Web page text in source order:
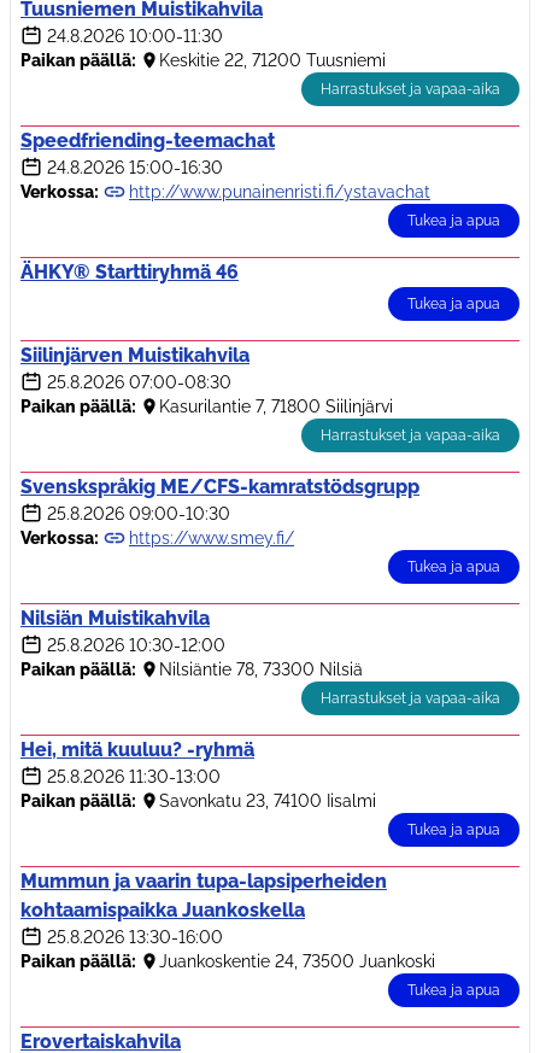
Tuusniemen Muistikahvila
24.8.2026 10:00-11:30
Paikan päällä:
Keskitie 22, 71200 Tuusniemi
Harrastukset ja vapaa-aika
Speedfriending-teemachat
24.8.2026 15:00-16:30
Verkossa:
http://www.punainenristi.fi/ystavachat
Tukea ja apua
ÄHKY® Starttiryhmä 46
Tukea ja apua
Siilinjärven Muistikahvila
25.8.2026 07:00-08:30
Paikan päällä:
Kasurilantie 7, 71800 Siilinjärvi
Harrastukset ja vapaa-aika
Svenskspråkig ME/CFS-kamratstödsgrupp
25.8.2026 09:00-10:30
Verkossa:
https://www.smey.fi/
Tukea ja apua
Nilsiän Muistikahvila
25.8.2026 10:30-12:00
Paikan päällä:
Nilsiäntie 78, 73300 Nilsiä
Harrastukset ja vapaa-aika
Hei, mitä kuuluu? -ryhmä
25.8.2026 11:30-13:00
Paikan päällä:
Savonkatu 23, 74100 Iisalmi
Tukea ja apua
Mummun ja vaarin tupa-lapsiperheiden
kohtaamispaikka Juankoskella
25.8.2026 13:30-16:00
Paikan päällä:
Juankoskentie 24, 73500 Juankoski
Tukea ja apua
Erovertaiskahvila